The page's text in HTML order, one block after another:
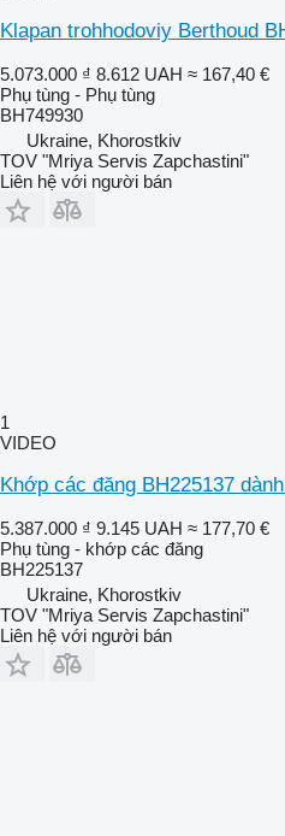
Klapan trohhodoviy Berthoud
5.073.000 ₫ 8.612 UAH ≈ 167,40 €
Phụ tùng - Phụ tùng
BH749930
Ukraine, Khorostkiv
TOV "Mriya Servis Zapchastini"
Liên hệ với người bán
1
VIDEO
Khớp các đăng BH225137
5.387.000 ₫ 9.145 UAH ≈ 177,70 €
Phụ tùng - khớp các đăng
BH225137
Ukraine, Khorostkiv
TOV "Mriya Servis Zapchastini"
Liên hệ với người bán